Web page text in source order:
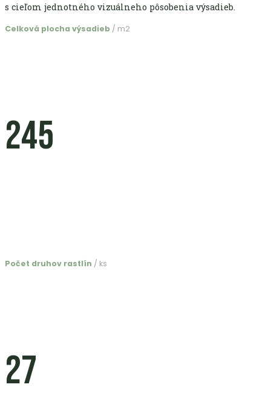
s cieľom jednotného vizuálneho pôsobenia výsadieb.
Celková plocha výsadieb / m2
245
Počet druhov rastlín / ks
27